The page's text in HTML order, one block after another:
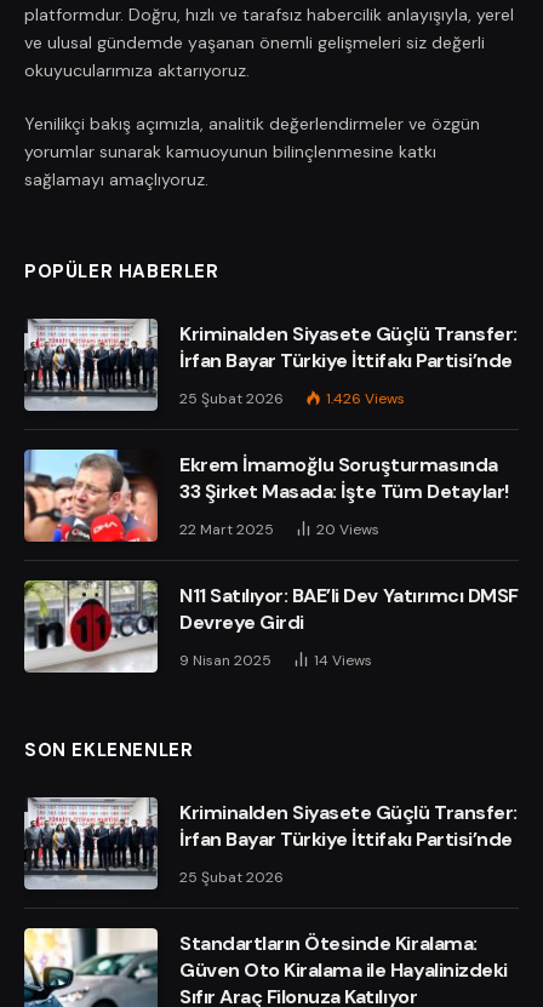
platformdur. Doğru, hızlı ve tarafsız habercilik anlayışıyla, yerel
ve ulusal gündemde yaşanan önemli gelişmeleri siz değerli
okuyucularımıza aktarıyoruz.
Yenilikçi bakış açımızla, analitik değerlendirmeler ve özgün
yorumlar sunarak kamuoyunun bilinçlenmesine katkı
sağlamayı amaçlıyoruz.
POPÜLER HABERLER
Kriminalden Siyasete Güçlü Transfer:
İrfan Bayar Türkiye İttifakı Partisi’nde
25 Şubat 2026 1.426 Views
Ekrem İmamoğlu Soruşturmasında
33 Şirket Masada: İşte Tüm Detaylar!
22 Mart 2025 20 Views
N11 Satılıyor: BAE’li Dev Yatırımcı DMSF
Devreye Girdi
9 Nisan 2025 14 Views
SON EKLENENLER
Kriminalden Siyasete Güçlü Transfer:
İrfan Bayar Türkiye İttifakı Partisi’nde
25 Şubat 2026
Standartların Ötesinde Kiralama:
Güven Oto Kiralama ile Hayalinizdeki
Sıfır Araç Filonuza Katılıyor